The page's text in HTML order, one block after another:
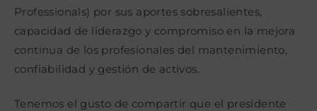
Professionals) por sus aportes sobresalientes,
capacidad de liderazgo y compromiso en la mejora
continua de los profesionales del mantenimiento,
confiabilidad y gestión de activos.
Tenemos el gusto de compartir que el presidente